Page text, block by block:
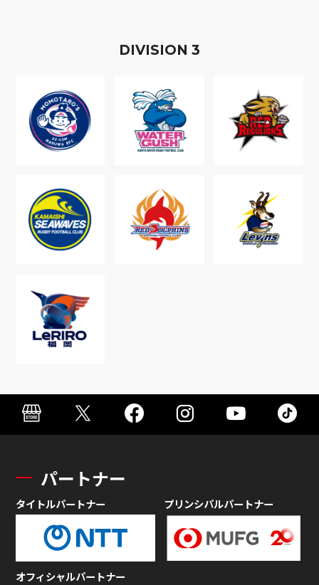
DIVISION 3
パートナー
タイトルパートナー プリンシパルパートナー
オフィシャルパートナー